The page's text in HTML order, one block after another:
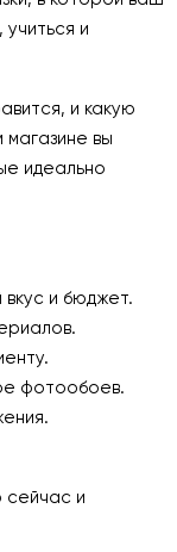
и
и какую
вы
идеально
и бюджет.
фотообоев.
сейчас и